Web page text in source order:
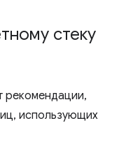
стеку
рекомендации,
использующих